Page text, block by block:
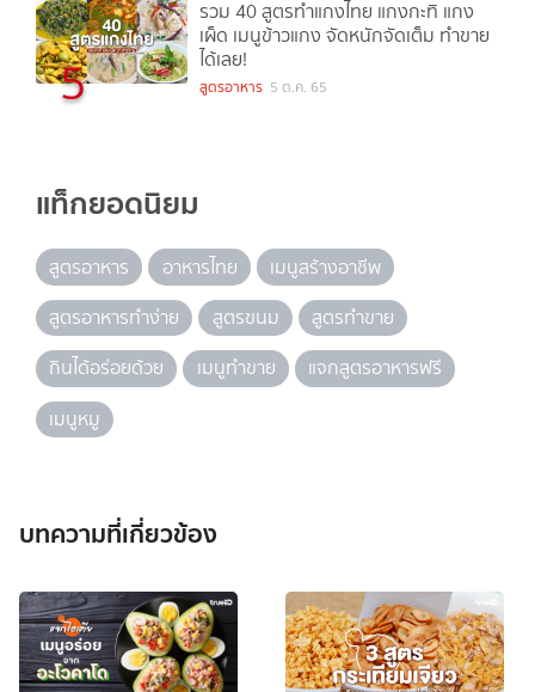
5
รวม 40 สูตรทำแกงไทย แกงกะทิ แกง
เผ็ด เมนูข้าวแกง จัดหนักจัดเต็ม ทำขาย
ได้เลย!
สูตรอาหาร 5 ต.ค. 65
แท็กยอดนิยม
สูตรอาหาร อาหารไทย
เมนูสร้างอาชีพ
สูตรอาหารทำง่าย
สูตรขนม
สูตรทำขาย
กินได้อร่อยด้วย
เมนูทำขาย
แจกสูตรอาหารฟรี
เมนูหมู
บทความที่เกี่ยวข้อง